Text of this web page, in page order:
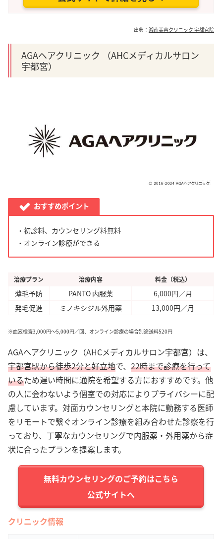
出典： 湘南美容クリニック 宇都宮院
AGAヘアクリニック （AHCメディカルサロン
宇都宮）
おすすめポイント
・初診料、カウンセリング料無料
・オンライン診療ができる
治療プラン 治療内容 料金（税込）
薄毛予防 PANTO 内服薬
6,000円／月
発毛促進
ミノキシジル外用薬 13,000円／月
※血液検査3,000円～5,000円／回、オンライン診療の場合別途送料520円
AGAヘアクリニック（AHCメディカルサロン宇都宮）は、
宇都宮駅から徒歩2分と好立地で、 22時まで診療を行って
いるため遅い時間に通院を希望する方におすすめです。他
の人に会わないよう個室での対応によりプライバシーに配
慮しています。対面カウンセリングと本院に勤務する医師
をリモートで繋ぐオンライン診療を組み合わせた診察を行
っており、丁寧なカウンセリングで内服薬・外用薬から症
状に合ったプランを提案します。
公式サイトへ
クリニック情報